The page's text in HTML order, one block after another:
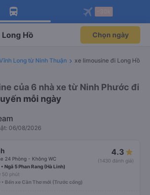
Tải app Vexere ngay!
ưu đãi thành viên độc
Mở app
Tải app Vexere
ghế khi đặt vé máy bay qua
Mở app
Long Hồ Chọn ngày
Long từ Ninh Thuận
xe limousine đi Long Hồ
của 6 nhà xe từ Ninh Phước đi
mỗi ngày
06/08/2026
24 Phòng - Không WC
4.3
(1430 đánh giá)
Ngã 5 Phan Rang (Hà Linh)
50 phút
Bến xe Cần Thơ mới (Trước cổng)